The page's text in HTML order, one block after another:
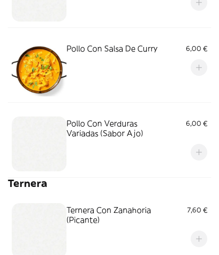
Pollo Con Salsa De Curry 6,00 €
Pollo Con Verduras
Variadas (Sabor Ajo)
6,00 €
Ternera
Ternera Con Zanahoria
(Picante)
7,60 €